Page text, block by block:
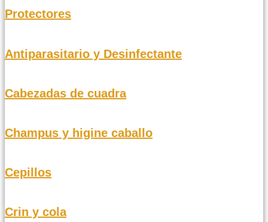
Protectores
Antiparasitario y Desinfectante
Cabezadas de cuadra
Champus y higine caballo
Cepillos
Crin y cola